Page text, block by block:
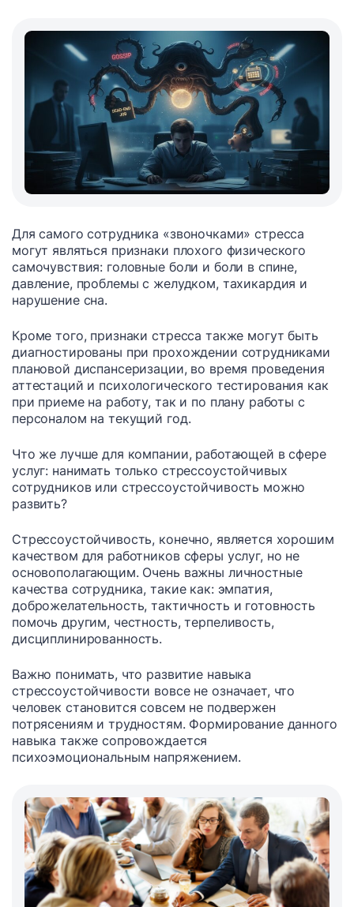
Для самого сотрудника «звоночками» стресса
могут являться признаки плохого физического
самочувствия: головные боли и боли в спине,
давление, проблемы с желудком, тахикардия и
нарушение сна.
Кроме того, признаки стресса также могут быть
диагностированы при прохождении сотрудниками
плановой диспансеризации, во время проведения
аттестаций и психологического тестирования как
при приеме на работу, так и по плану работы с
персоналом на текущий год.
Что же лучше для компании, работающей в сфере
услуг: нанимать только стрессоустойчивых
сотрудников или стрессоустойчивость можно
развить?
Стрессоустойчивость, конечно, является хорошим
качеством для работников сферы услуг, но не
основополагающим. Очень важны личностные
качества сотрудника, такие как: эмпатия,
доброжелательность, тактичность и готовность
помочь другим, честность, терпеливость,
дисциплинированность.
Важно понимать, что развитие навыка
стрессоустойчивости вовсе не означает, что
человек становится совсем не подвержен
потрясениям и трудностям. Формирование данного
навыка также сопровождается
психоэмоциональным напряжением.